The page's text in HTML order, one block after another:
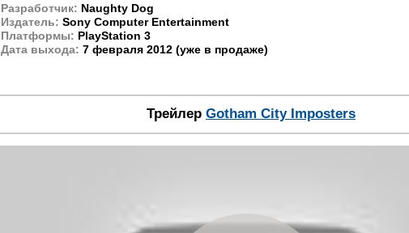
Разработчик: Naughty Dog
Издатель: Sony Computer Entertainment
Платформы: PlayStation 3
Дата выхода: 7 февраля 2012 (уже в продаже)
Трейлер Gotham City Imposters